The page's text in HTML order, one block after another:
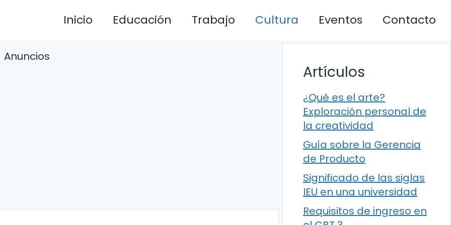
Inicio Educación Trabajo Cultura Eventos Contacto
Anuncios
Artículos
¿Qué es el arte?
Exploración personal de
la creatividad
Guía sobre la Gerencia
de Producto
Significado de las siglas
IEU en una universidad
Requisitos de ingreso en